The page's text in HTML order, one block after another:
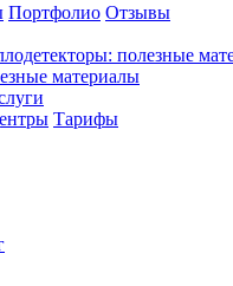
Портфолио Отзывы
полезные
материалы
Тарифы